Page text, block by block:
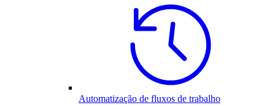
Automatização de fluxos de trabalho